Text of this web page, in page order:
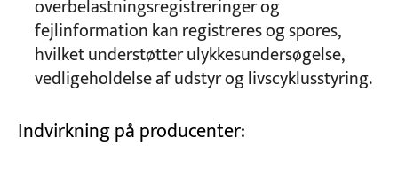
overbelastningsregistreringer og
fejlinformation kan registreres og spores,
hvilket understøtter ulykkesundersøgelse,
vedligeholdelse af udstyr og livscyklusstyring.
Indvirkning på producenter: